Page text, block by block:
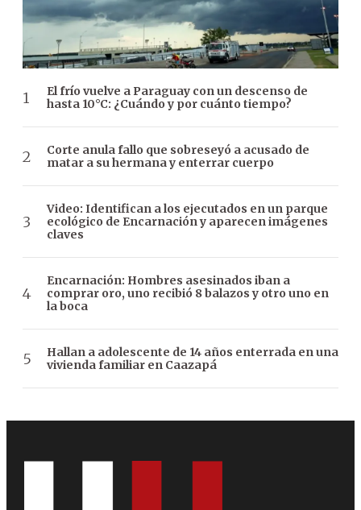
El frío vuelve a Paraguay con un descenso de
hasta 10°C: ¿Cuándo y por cuánto tiempo?
Corte anula fallo que sobreseyó a acusado de
matar a su hermana y enterrar cuerpo
Video: Identifican a los ejecutados en un parque
ecológico de Encarnación y aparecen imágenes
claves
Encarnación: Hombres asesinados iban a
comprar oro, uno recibió 8 balazos y otro uno en
la boca
Hallan a adolescente de 14 años enterrada en una
vivienda familiar en Caazapá